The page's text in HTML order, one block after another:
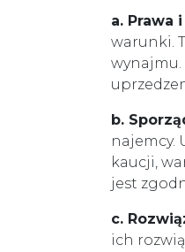
a. Prawa
warunki.
b.
najemcy.
kaucji,
jest
c.
ich